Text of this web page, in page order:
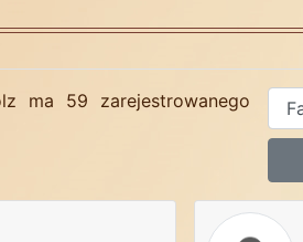
ma 59 zarejestrowanego